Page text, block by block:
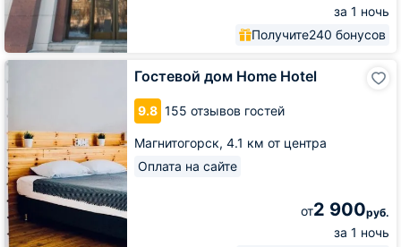
за 1 ночь
Получите240 бонусов
Гостевой дом Home Hotel
9.8 155 отзывов гостей
Магнитогорск, 4.1 км от центра
Оплата на сайте
от2 900руб.
за 1 ночь
Гостевой
дом
Home
Hotel